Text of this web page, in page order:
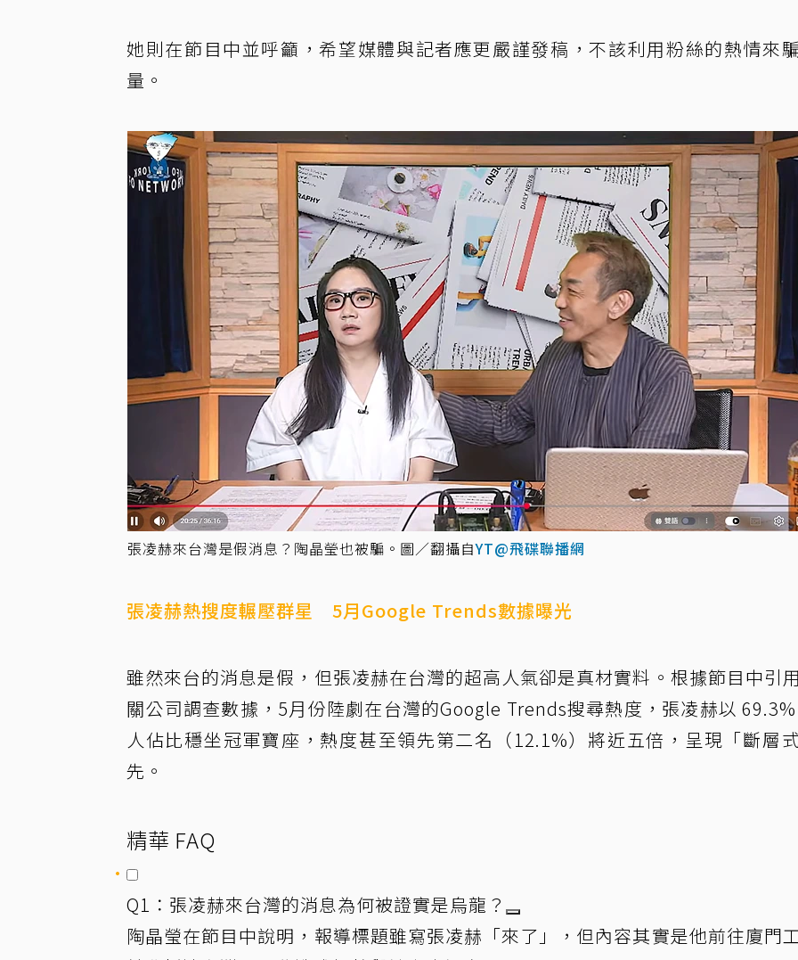
她則在節目中並呼籲，希望媒體與記者應更嚴謹發稿，不該利用粉絲的熱情來
量。
張凌赫來台灣是假消息？陶晶瑩也被騙。圖／翻攝自YT@飛碟聯播網
張凌赫熱搜度輾壓群星 5月Google Trends數據曝光
雖然來台的消息是假，但張凌赫在台灣的超高人氣卻是真材實料。根據節目中引
關公司調查數據，5月份陸劇在台灣的Google Trends搜尋熱度，張凌赫以
人佔比穩坐冠軍寶座，熱度甚至領先第二名（12.1%）將近五倍，呈現「斷層
先。
精華 FAQ
Q1：張凌赫來台灣的消息為何被證實是烏龍？
陶晶瑩在節目中說明，報導標題雖寫張凌赫「來了」，但內容其實是他前往廈門